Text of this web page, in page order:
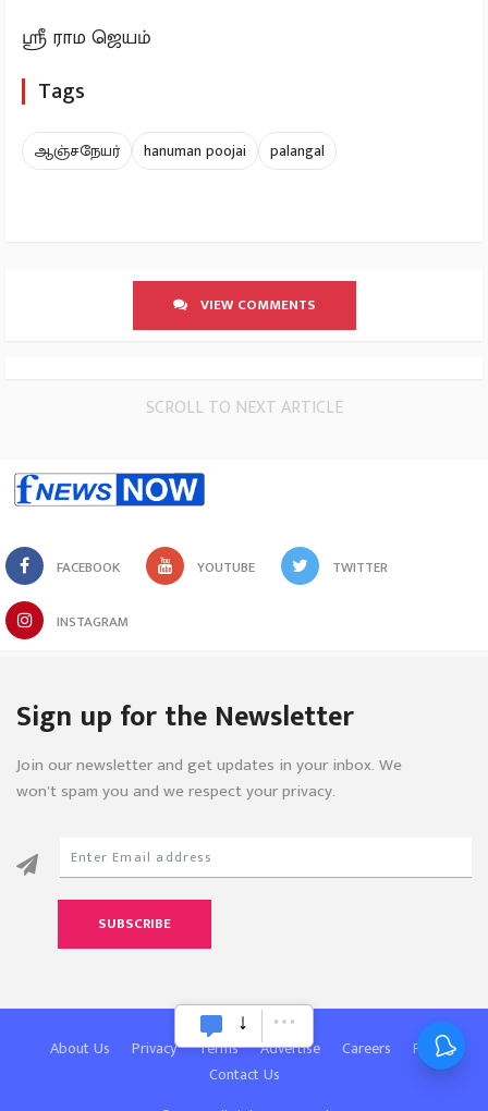
ஶ்ரீ ராம ஜெயம்
Tags
ஆஞ்சநேயர் hanuman poojai palangal
VIEW COMMENTS
SCROLL TO NEXT ARTICLE
FACEBOOK YOUTUBE TWITTER
INSTAGRAM
Sign up for the Newsletter
Join our newsletter and get updates in your inbox. We
won’t spam you and we respect your privacy.
SUBSCRIBE
About Us Privacy Terms Advertise Careers
FAQ
Contact Us